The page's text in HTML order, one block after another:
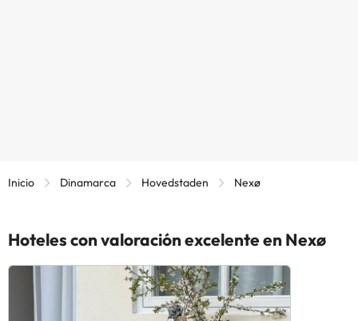
Inicio Dinamarca Hovedstaden Nexø
Hoteles con valoración excelente en Nexø